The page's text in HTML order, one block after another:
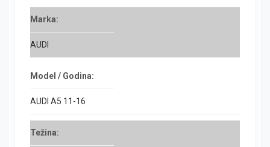
Marka:
AUDI
Model / Godina:
AUDI A5 11-16
Težina: